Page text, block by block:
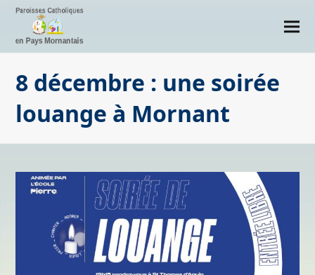
8 décembre : une soirée
louange à Mornant